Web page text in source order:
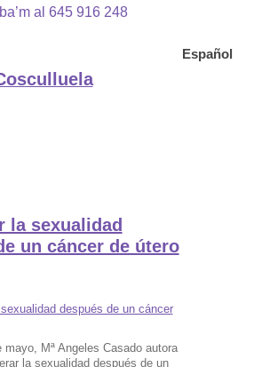
al 645 916 248
Español
la sexualidad
un cáncer de útero
mayo, Mª Angeles Casado autora
la sexualidad después de un